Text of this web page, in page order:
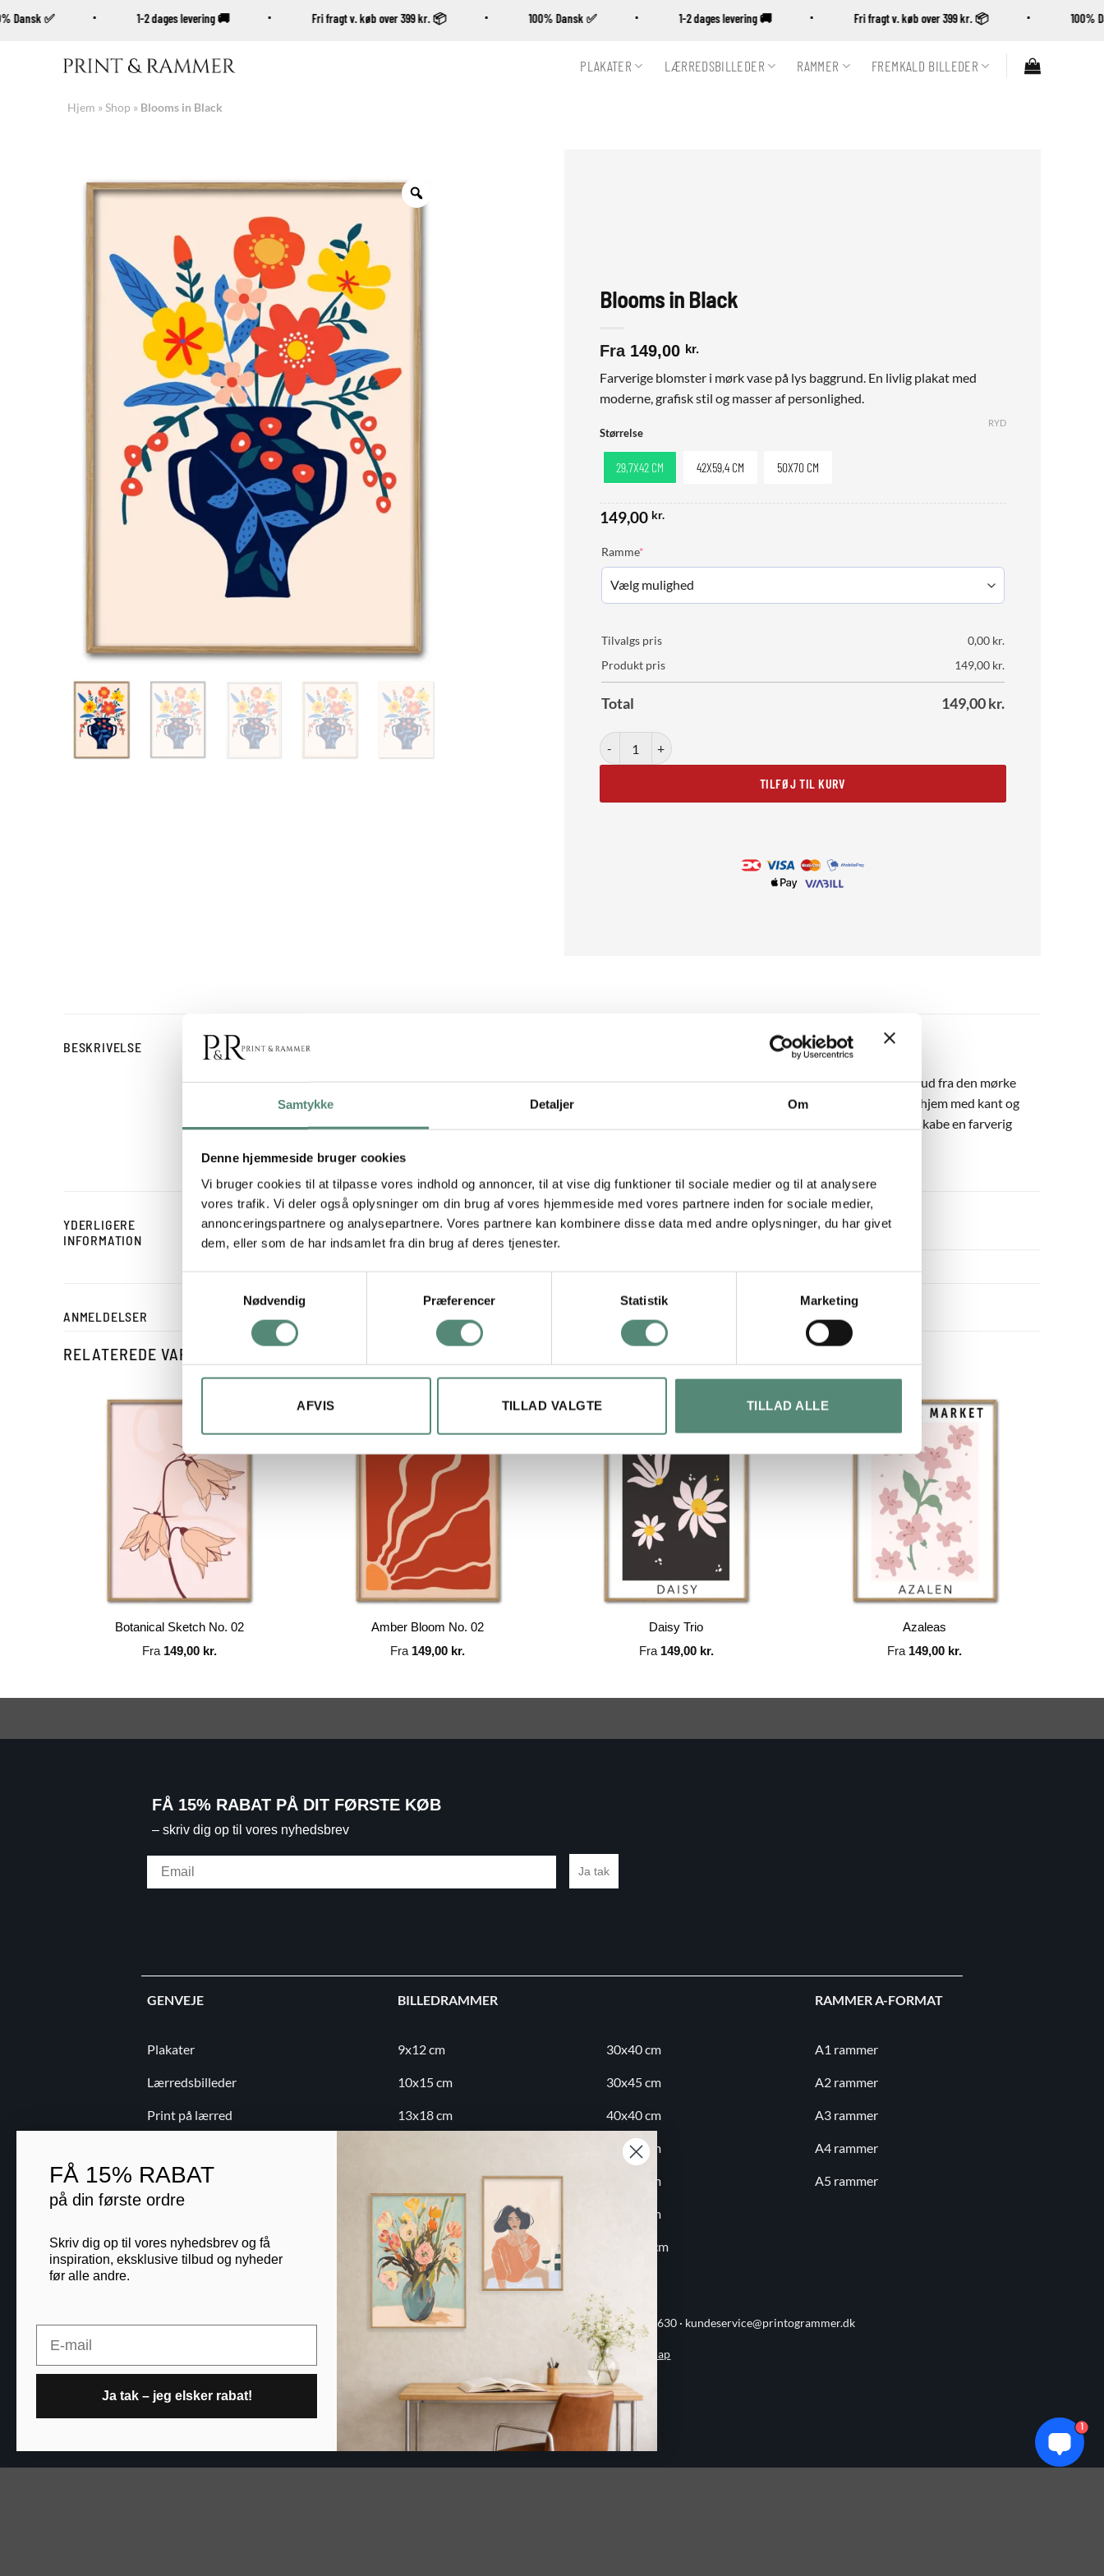
Samtykke Detaljer Om
Denne hjemmeside bruger cookies
Vi bruger cookies til at tilpasse vores indhold og annoncer, til at vise dig funktioner til sociale medier og til at analysere
vores trafik. Vi deler også oplysninger om din brug af vores hjemmeside med vores partnere inden for sociale medier,
annonceringspartnere og analysepartnere. Vores partnere kan kombinere disse data med andre oplysninger, du har givet
dem, eller som de har indsamlet fra din brug af deres tjenester.
Nødvendig
Præferencer Statistik Marketing
AFVIS TILLAD VALGTE TILLAD ALLE
Dansk ✅ 1-2 dages levering 🚚 Fri fragt v. køb over 399 kr. 📦 100% Dansk ✅ 1-2 dages levering 🚚 Fri fragt v. køb over 399 kr. 📦
PLAKATER LÆRREDSBILLEDER RAMMER FREMKALD BILLEDER
Hjem »Shop » Blooms in Black
Blooms in Black
Fra 149,00 kr.
Farverige blomster i mørk vase på lys baggrund. En livlig plakat med
moderne, grafisk stil og masser af personlighed.
Størrelse
29,7X42 CM 42X59,4 CM 50X70 CM
RYD
149,00 kr.
Ramme*(required)
Tilvalgs pris 0,00 kr.
Produkt pris
149,00 kr.
Total 149,00kr.
Blooms in Black antal
TILFØJ TIL KURV
BESKRIVELSE Plakat med blomster i vase
Blooms in Black kombinerer stærke primærfarver med et kontrastfyldt udtryk. Blomsterne i gule, røde og blå toner springer ud fra den mørke
vase, som står skarpt mod en varm beige baggrund. Stilen er moderne og grafisk med et legende touch, der passer perfekt til hjem med kant og
farveglæde. Plakaten er en del af en serie, som inkluderer motiver som Blooms in Blue og Blooms in Red, der tilsammen kan skabe en farverig
YDERLIGERE
INFORMATION
STØRRELSE 29,7×42 cm, 42×59,4 cm, 50×70 cm
ANMELDELSER
RELATEREDE VARER
Botanical Sketch No. 02
Fra 149,00 kr.
Amber Bloom No. 02
Fra 149,00 kr.
Daisy Trio
Fra 149,00 kr.
Azaleas
Fra 149,00 kr.
FÅ 15% RABAT PÅ DIT FØRSTE KØB
– skriv dig op til vores nyhedsbrev
Ja tak
GENVEJE
Plakater
Lærredsbilleder
Print på lærred
Kontakt
B2B
BILLEDRAMMER
9x12 cm
10x15 cm
13x18 cm
20x30 cm
30x30 cm
30x40 cm
30x45 cm
40x40 cm
40x50 cm
50x70 cm
60x80 cm
70x100 cm
RAMMER A-FORMAT
A1 rammer
A2 rammer
A3 rammer
A4 rammer
A5 rammer
Printogrammer.dk · Navervej 21 · 8382 Hinnerup · CVR 40736166 · (+45) 8844 1630 · kundeservice@printogrammer.dk
Privatlivspolitik ·Sitemap
© 2026 Printogrammer.dk
1
FÅ 15% RABAT
på din første ordre
Skriv dig op til vores nyhedsbrev og få
inspiration, eksklusive tilbud og nyheder
før alle andre.
Ja tak – jeg elsker rabat!